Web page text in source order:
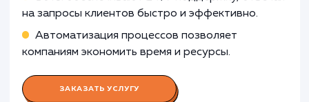
Работа Бизнес-аналитика
Анализ потребностей и целей бизнеса